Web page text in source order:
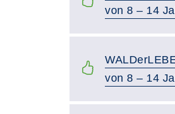
von 8 – 14
von 8 – 14